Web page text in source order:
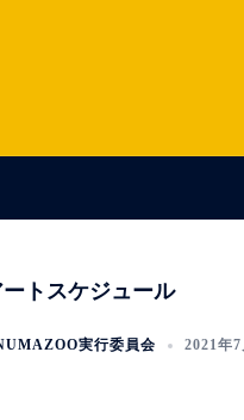
トスケジュール
実行委員会 2021年7